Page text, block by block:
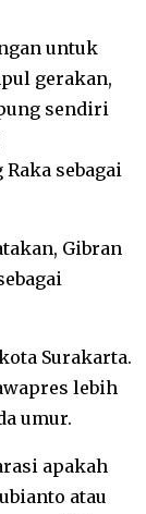
untuk
gerakan,
sendiri
sebagai
Gibran
Surakarta.
lebih
umur.
apakah
atau